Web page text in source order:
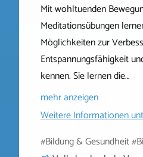
Mit wohltuenden
Meditationsübungen
Möglichkeiten zur
Entspannungsfähigkeit
kennen. Sie lernen die…
mehr anzeigen
Weitere Informationen
#Bildung & Gesundheit